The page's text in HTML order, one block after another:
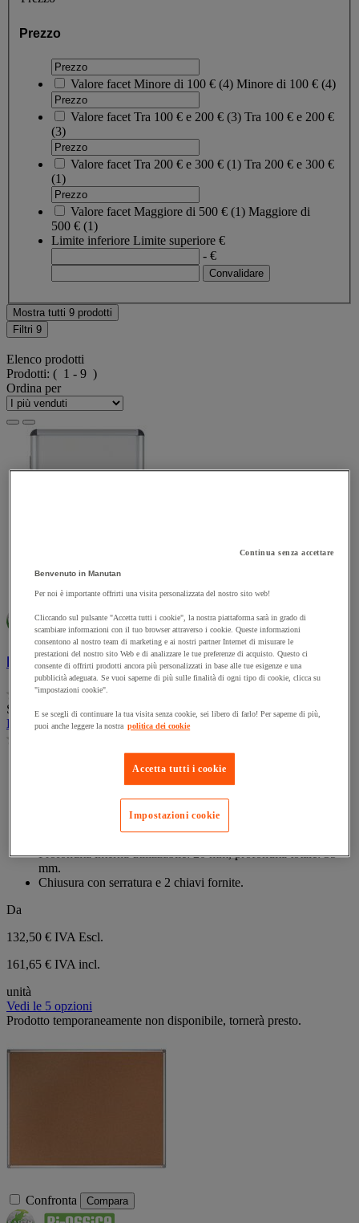
Prezzo
Valore facet Minore di 100 € (4) Minore di 100 € (4)
Valore facet Tra 100 € e 200 € (3) Tra 100 € e 200 €
(3)
Valore facet Tra 200 € e 300 € (1) Tra 200 € e 300 €
(1)
Valore facet Maggiore di 500 € (1) Maggiore di
500 € (1)
Limite inferiore Limite superiore €
- €
Mostra tutti 9 prodotti
Filtri 9
Elenco prodotti
Prodotti: ( 1 - 9 )
Ordina per
Confronta Compara
Bacheca per interni ecologica - Bi-Office Earth
(0)
su
5
stelle.
SKU : MIG46831704
Bacheca per interni ecologica - Bi-Office Earth
Le bacheche Earth Bi-Office offrono soluzioni eleganti e
resistenti per affiggere informazioni.
Superficie in acciaio laccato magnetico di alta qualità da
utilizzare con magneti.
Lo sportello in acrilico solido offre una visibilità maggiore al
Profondità interna utilizzabile: 20 mm, profondità totale: 35
mm.
Chiusura con serratura e 2 chiavi fornite.
Da
132,50 € IVA Escl.
161,65 € IVA incl.
unità
Vedi le 5 opzioni
Prodotto temporaneamente non disponibile, tornerà presto.
Confronta Compara
Continua senza accettare
Benvenuto in Manutan
Per noi è importante offrirti una visita personalizzata del nostro sito web!
Cliccando sul pulsante "Accetta tutti i cookie", la nostra piattaforma sarà in grado di
scambiare informazioni con il tuo browser attraverso i cookie. Queste informazioni
consentono al nostro team di marketing e ai nostri partner Internet di misurare le
prestazioni del nostro sito Web e di analizzare le tue preferenze di acquisto. Questo ci
consente di offrirti prodotti ancora più personalizzati in base alle tue esigenze e una
pubblicità adeguata. Se vuoi saperne di più sulle finalità di ogni tipo di cookie, clicca su
"impostazioni cookie".
E se scegli di continuare la tua visita senza cookie, sei libero di farlo! Per saperne di più,
puoi anche leggere la nostra politica dei cookie
Accetta tutti i cookie
Impostazioni cookie